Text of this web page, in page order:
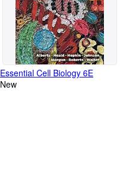
Essential Cell Biology 6E
New